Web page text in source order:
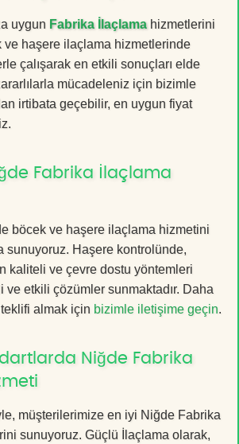
uygun Fabrika İlaçlamahizmetlerini
ve haşere ilaçlama hizmetlerinde
çalışarak en etkili sonuçları elde
mücadeleniz için bizimle
irtibata geçebilir, en uygun fiyat
Fabrika İlaçlama
böcek ve haşere ilaçlama hizmetini
sunuyoruz. Haşere kontrolünde,
kaliteli ve çevre dostu yöntemleri
ve etkili çözümler sunmaktadır. Daha
almak için bizimle iletişime geçin.
Niğde Fabrika
müşterilerimize en iyi Niğde Fabrika
sunuyoruz. Güçlü İlaçlama olarak,